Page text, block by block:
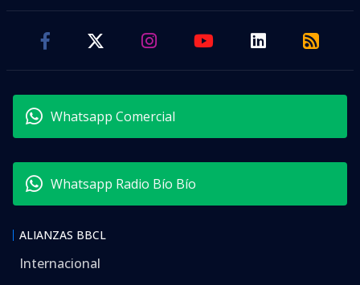
Whatsapp Comercial
Whatsapp Radio Bío Bío
ALIANZAS BBCL
Internacional